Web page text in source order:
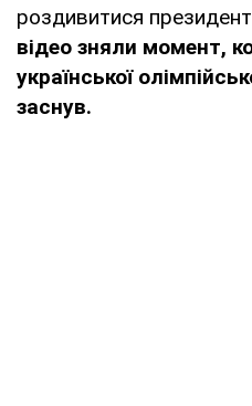
роздивитися
відео зняли момент,
української
заснув.